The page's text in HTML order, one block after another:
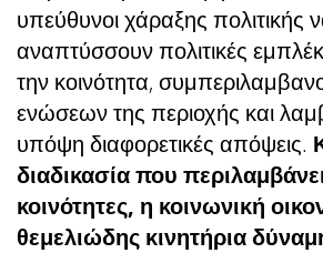
υπεύθυνοι χάραξης πολιτικής
αναπτύσσουν πολιτικές
την κοινότητα,
ενώσεων της περιοχής και
υπόψη διαφορετικές απόψεις.
διαδικασία που
κοινότητες, η κοινωνική
θεμελιώδης κινητήρια